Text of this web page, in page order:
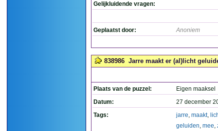
Gelijkluidende vragen:
Geplaatst door: Anoniem
838986 Jarre maakt er (al)licht
Plaats van de puzzel:
Eigen maaksel
Datum:
27 december
Tags:
jarre, maakt,
geluiden, mee,